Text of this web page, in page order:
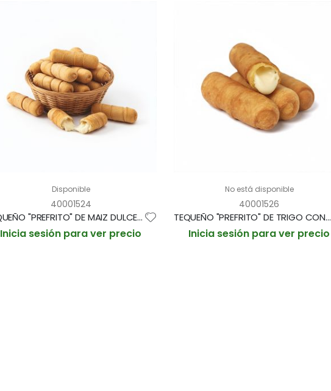
Disponible
40001524
TEQUEÑO "PREFRITO" DE MAIZ DULCE Y QUESO EDAM 37gr/aprox BOLSA 1'5kg/40und/aprox (CAJA 2 BOLSAS)
Inicia sesión para ver precio
No está disponible
40001526
TEQUEÑO "PREFRITO" DE TRIGO CON QUESO GOUDA 37gr aprox BOLSA 1'5kg / 40und aprox (CAJA 2 BOLSAS)
Inicia sesión para ver precio